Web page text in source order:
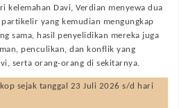
kelemahan Davi, Verdian menyewa dua
yang kemudian mengungkap
sama, hasil penyelidikan mereka juga
penculikan, dan konflik yang
serta orang-orang di sekitarnya.
sejak tanggal 23 Juli 2026 s/d hari